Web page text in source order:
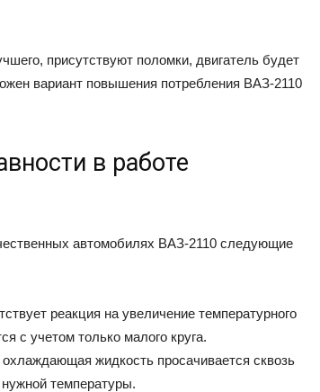
присутствуют поломки, двигатель будет
вариант повышения потребления ВАЗ-2110
в работе
автомобилях ВАЗ-2110 следующие
реакция на увеличение температурного
с учетом только малого круга.
жидкость просачивается сквозь
нужной температуры.